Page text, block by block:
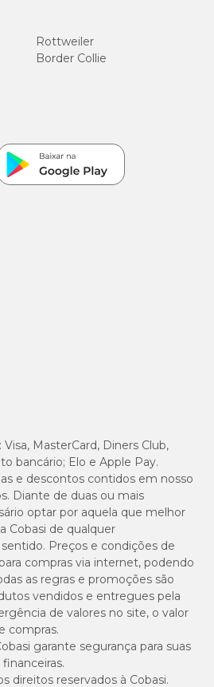
Rottweiler
Border Collie
Visa, MasterCard, Diners Club,
bancário; Elo e Apple Pay.
e descontos contidos em nosso
Diante de duas ou mais
optar por aquela que melhor
Cobasi de qualquer
Preços e condições de
compras via internet, podendo
as regras e promoções são
vendidos e entregues pela
de valores no site, o valor
compras.
garante segurança para suas
direitos reservados à Cobasi.